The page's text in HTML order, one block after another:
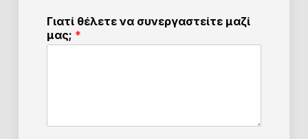
Γιατί θέλετε να συνεργαστείτε μαζί
μας; *